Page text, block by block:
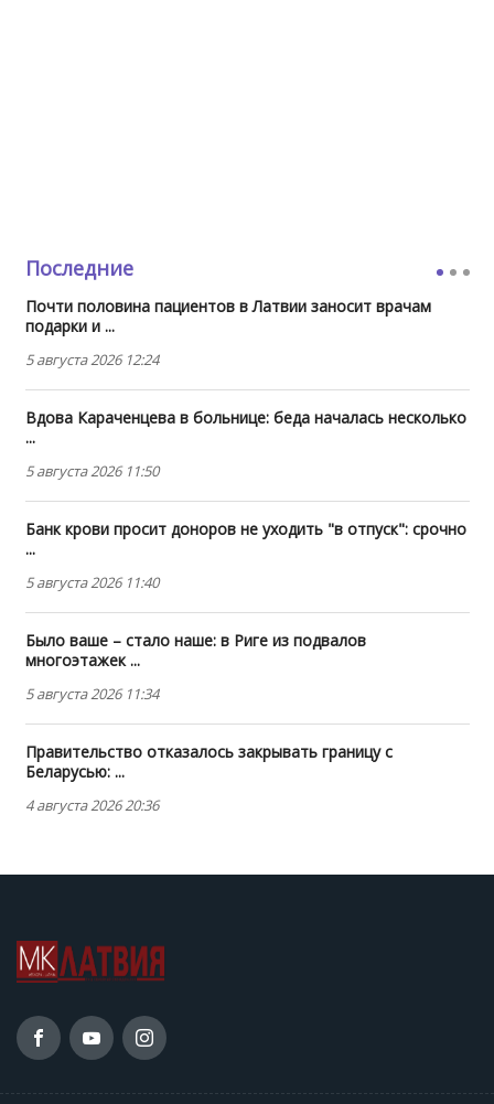
Последние
Почти половина пациентов в Латвии заносит врачам
подарки и ...
5 августа 2026 12:24
Вдова Караченцева в больнице: беда началась несколько
...
5 августа 2026 11:50
Банк крови просит доноров не уходить "в отпуск": срочно
...
5 августа 2026 11:40
Было ваше – стало наше: в Риге из подвалов
многоэтажек ...
5 августа 2026 11:34
Правительство отказалось закрывать границу с
Беларусью: ...
4 августа 2026 20:36